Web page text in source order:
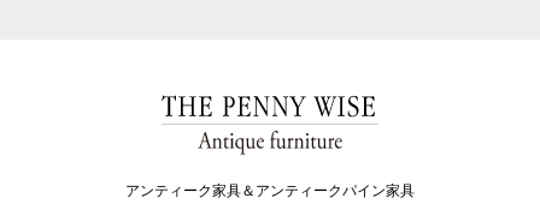
アンティーク家具＆アンティークパイン家具